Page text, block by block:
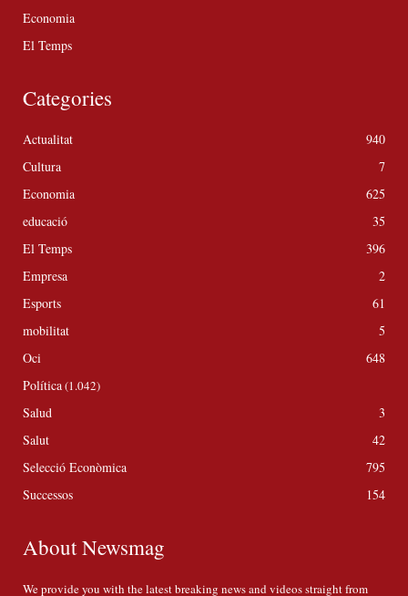
Economia
El Temps
Categories
Actualitat
940
Cultura
7
Economia
625
educació
35
El Temps
396
Empresa
2
Esports
61
mobilitat
5
Oci
648
Política(1.042)
Salud
3
Salut
42
Selecció Econòmica
795
Successos
154
About Newsmag
We provide you with the latest breaking news and videos straight from